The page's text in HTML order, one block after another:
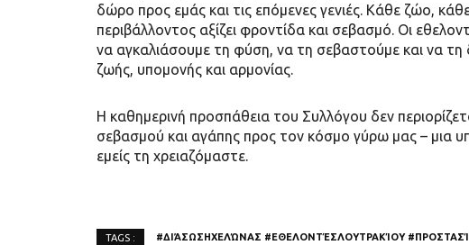
δώρο προς εμάς και τις επόμενες γενιές. Κάθε ζώο,
περιβάλλοντος αξίζει φροντίδα και σεβασμό. Οι
να αγκαλιάσουμε τη φύση, να τη σεβαστούμε και να
ζωής, υπομονής και αρμονίας.
Η καθημερινή προσπάθεια του Συλλόγου δεν
σεβασμού και αγάπης προς τον κόσμο γύρω μας – μια
εμείς τη χρειαζόμαστε.
TAGS :
#ΔΙΆΣΩΣΗΧΕΛΏΝΑΣ #ΕΘΕΛΟΝΤΈΣΛΟΥΤΡΑΚΊΟΥ